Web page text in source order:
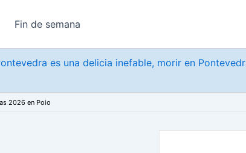
Fin de semana
es una delicia inefable, morir en
2026 en Poio